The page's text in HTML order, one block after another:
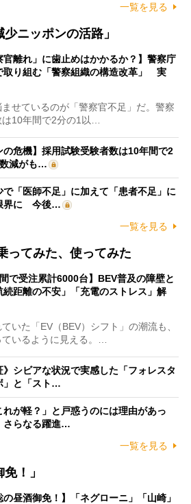
一覧を見る
ニッポンの活路」
官離れ」に歯止めはかかるか？】警察庁
取り組む「警察組織の構造改革」 実
せているのが「警察官不足」だ。警察
10年間で2分の1以…
の危機】採用試験受験者数は10年間で2
減がも…
で「医師不足」に加えて「患者不足」に
界に 今後…
一覧を見る
ってみた、使ってみた
間で受注累計6000台】BEV普及の障壁と
続距離の不安」「充電のストレス」解
いた「EV（BEV）シフト」の潮流も、
いるように見える。…
》シビアな状況で実感した「フォレスタ
」と「スト…
が軽？」と戸惑うのには理由があっ
らなる躍進…
一覧を見る
！」
の昼酒御免！】「ネグローニ」「山崎」